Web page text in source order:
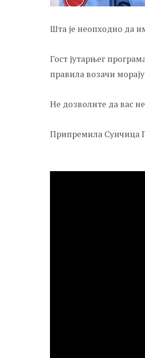
Шта је неопходно да
Гост јутарњег
правила возачи
Не дозволите да вас
Припремила Сунчица